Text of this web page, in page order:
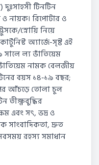
দুঃসাহসী টিনটিন
নায়ক। রিপোর্টার ও
স্নোয়ি নিয়ে
অ্যার্জে-সৃষ্ট এই
সালে ল্য ভাঁতিয়েম
নামক বেলজীয়
বয়স ১৪-১৯ বছর;
আঁচড়ে তোলা চুল
তীক্ষ্ণবুদ্ধির
এবং সৎ, ভদ্র ও
সাংবাদিকতা, দ্রুত
রহস্য সমাধান